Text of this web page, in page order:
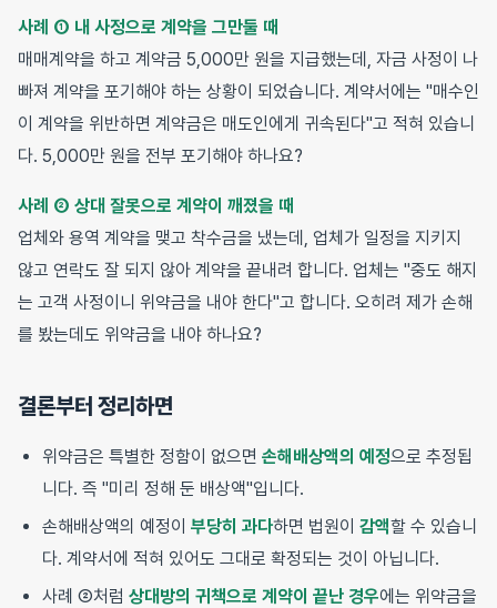
사례 ① 내 사정으로 계약을 그만둘 때
매매계약을 하고 계약금 5,000만 원을 지급했는데, 자금 사정이 나
빠져 계약을 포기해야 하는 상황이 되었습니다. 계약서에는 "매수인
이 계약을 위반하면 계약금은 매도인에게 귀속된다"고 적혀 있습니
다. 5,000만 원을 전부 포기해야 하나요?
사례 ② 상대 잘못으로 계약이 깨졌을 때
업체와 용역 계약을 맺고 착수금을 냈는데, 업체가 일정을 지키지
않고 연락도 잘 되지 않아 계약을 끝내려 합니다. 업체는 "중도 해지
는 고객 사정이니 위약금을 내야 한다"고 합니다. 오히려 제가 손해
를 봤는데도 위약금을 내야 하나요?
결론부터 정리하면
위약금은 특별한 정함이 없으면 손해배상액의 예정으로 추정됩
니다. 즉 "미리 정해 둔 배상액"입니다.
손해배상액의 예정이 부당히 과다하면 법원이 감액할 수 있습니
다. 계약서에 적혀 있어도 그대로 확정되는 것이 아닙니다.
사례 ②처럼 상대방의 귀책으로 계약이 끝난 경우에는 위약금을